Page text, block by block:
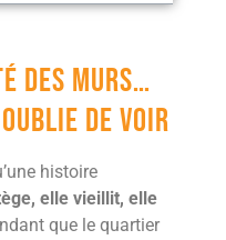
des murs…
de voir
histoire
elle vieillit, elle
que le quartier